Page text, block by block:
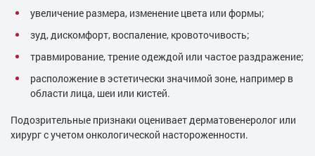
увеличение размера, изменение цвета или формы;
зуд, дискомфорт, воспаление, кровоточивость;
травмирование, трение одеждой или частое раздражение;
расположение в эстетически значимой зоне, например в
области лица, шеи или кистей.
Подозрительные признаки оценивает дерматовенеролог или
хирург с учетом онкологической настороженности.